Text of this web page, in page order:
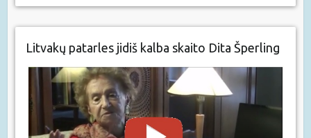
Litvakų patarles jidiš kalba skaito Dita Šperling